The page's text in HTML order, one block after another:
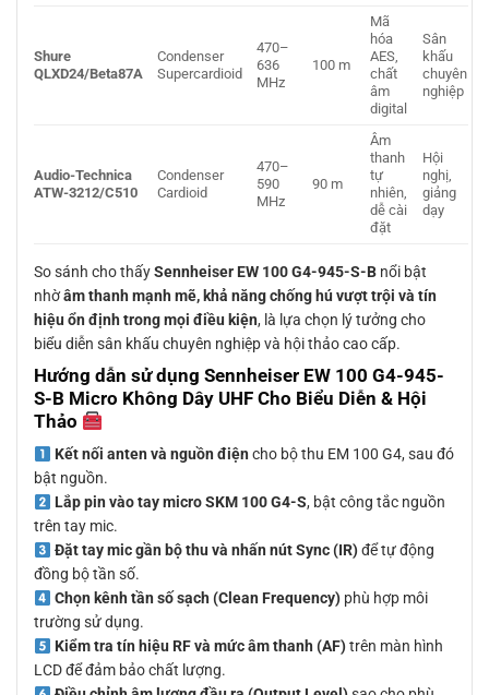
Shure
QLXD24/Beta87A
Condenser
Supercardioid
470–
636
MHz
100 m
Mã
hóa
AES,
chất
âm
digital
Sân
khấu
chuyên
nghiệp
Audio-Technica
ATW-3212/C510
Condenser
Cardioid
470–
590
MHz
90 m
Âm
thanh
tự
nhiên,
dễ cài
đặt
Hội
nghị,
giảng
dạy
So sánh cho thấySennheiser EW 100 G4-945-S-B nổi bật
nhờâm thanh mạnh mẽ, khả năng chống hú vượt trội và tín
hiệu ổn định trong mọi điều kiện, là lựa chọn lý tưởng cho
biểu diễn sân khấu chuyên nghiệp và hội thảo cao cấp.
Hướng dẫn sử dụng Sennheiser EW 100 G4-945-
S-B Micro Không Dây UHF Cho Biểu Diễn & Hội
Thảo
Kết nối anten và nguồn điện cho bộ thu EM 100 G4, sau đó
bật nguồn.
Lắp pin vào tay micro SKM 100 G4-S, bật công tắc nguồn
trên tay mic.
Đặt tay mic gần bộ thu và nhấn nút Sync (IR)để tự động
đồng bộ tần số.
Chọn kênh tần số sạch (Clean Frequency)phù hợp môi
trường sử dụng.
Kiểm tra tín hiệu RF và mức âm thanh (AF)trên màn hình
LCD để đảm bảo chất lượng.